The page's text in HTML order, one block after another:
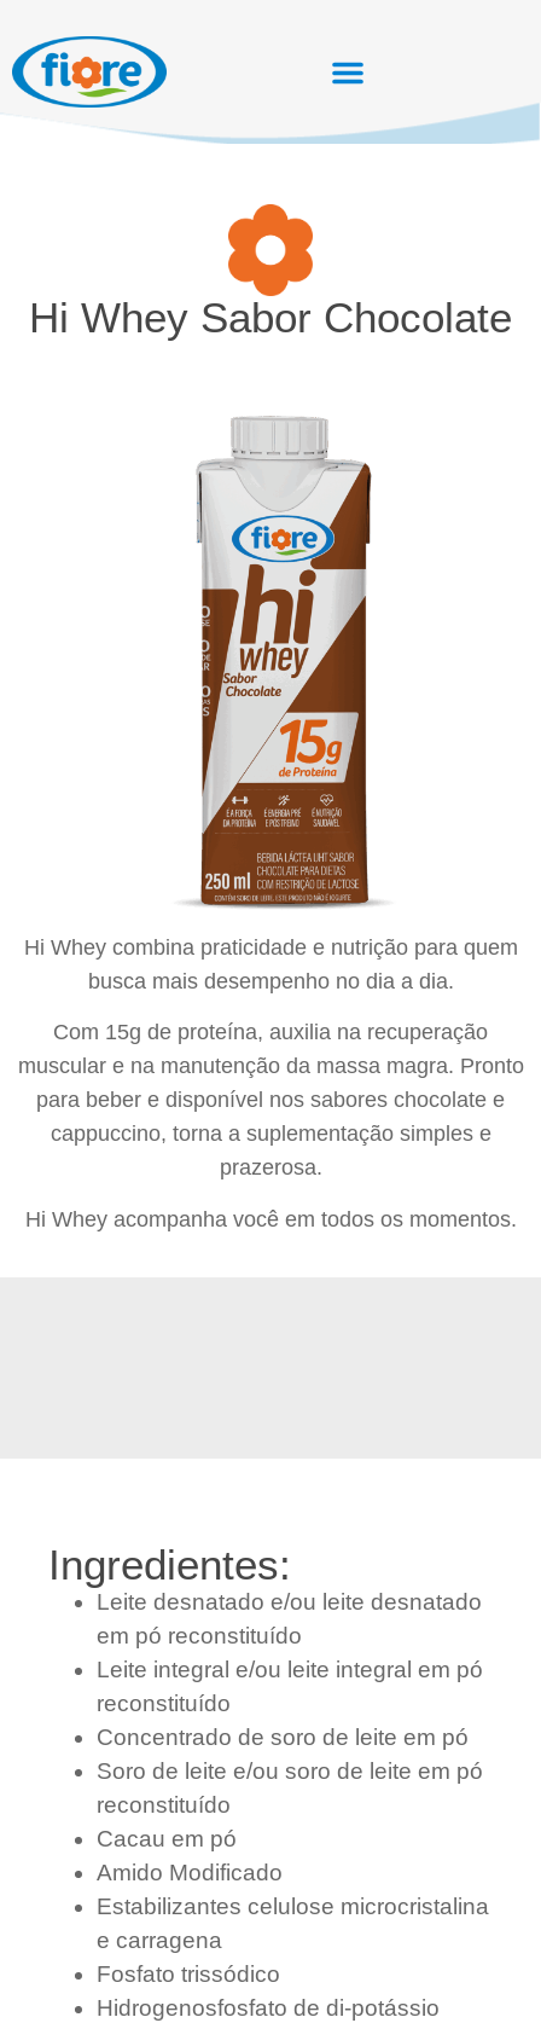
Hi Whey combina praticidade e nutrição para quem
busca mais desempenho no dia a dia.
Com 15g de proteína, auxilia na recuperação
muscular e na manutenção da massa magra. Pronto
para beber e disponível nos sabores chocolate e
cappuccino, torna a suplementação simples e
prazerosa.
Hi Whey acompanha você em todos os momentos.
Hi Whey Sabor Chocolate
Ingredientes:
Leite desnatado e/ou leite desnatado
em pó reconstituído
Leite integral e/ou leite integral em pó
reconstituído
Concentrado de soro de leite em pó
Soro de leite e/ou soro de leite em pó
reconstituído
Cacau em pó
Amido Modificado
Estabilizantes celulose microcristalina
e carragena
Fosfato trissódico
Hidrogenosfosfato de di-potássio